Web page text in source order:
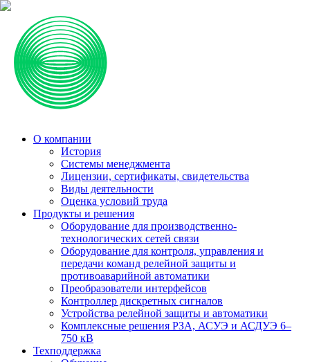
О компании
История
Системы менеджмента
Лицензии, сертификаты, свидетельства
Виды деятельности
Оценка условий труда
Продукты и решения
Оборудование для производственно-
технологических сетей связи
Оборудование для контроля, управления и
передачи команд релейной защиты и
противоаварийной автоматики
Преобразователи интерфейсов
Контроллер дискретных сигналов
Устройства релейной защиты и автоматики
Комплексные решения РЗА, АСУЭ и АСДУЭ 6–
750 кВ
Техподдержка